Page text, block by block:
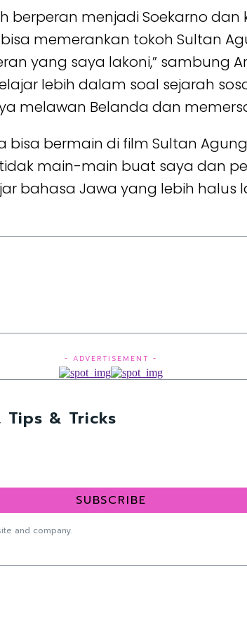
berperan menjadi Soekarno
memerankan tokoh Sultan
yang saya lakoni,” sambung
lebih dalam soal sejarah
melawan Belanda dan
bermain di film Sultan
main-main buat saya dan
bahasa Jawa yang lebih halus
- ADVERTISEMENT -
Tips & Tricks
SUBSCRIBE
and company.